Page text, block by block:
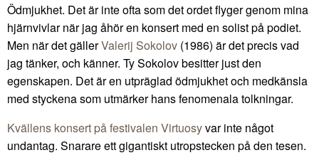
Ödmjukhet. Det är inte ofta som det ordet flyger genom mina
hjärnvivlar när jag åhör en konsert med en solist på podiet.
Men när det gällerValerij Sokolov (1986) är det precis vad
jag tänker, och känner. Ty Sokolov besitter just den
egenskapen. Det är en utpräglad ödmjukhet och medkänsla
med styckena som utmärker hans fenomenala tolkningar.
Kvällens konsert på festivalen Virtuosyvar inte något
undantag. Snarare ett gigantiskt utropstecken på den tesen.